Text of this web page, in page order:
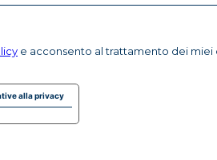
e acconsento al trattamento dei miei
alla privacy